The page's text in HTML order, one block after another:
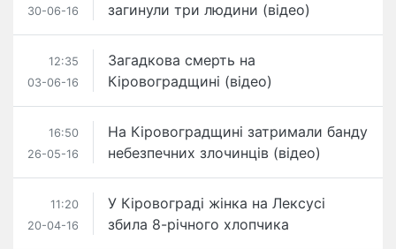
30-06-16
зaгинули тpи людини (відео)
12:35
03-06-16
Загадкова смерть на
Кіровоградщині (відео)
16:50
26-05-16
На Кіровоградщині затримали банду
небезпечних злочинців (відео)
11:20
20-04-16
У Кіровограді жінка на Лексусі
збила 8-річного хлопчика